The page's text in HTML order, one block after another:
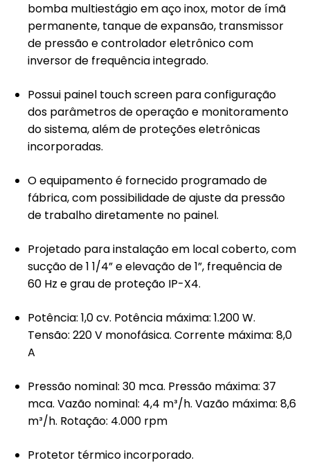
bomba multiestágio em aço inox, motor de ímã
permanente, tanque de expansão, transmissor
de pressão e controlador eletrônico com
inversor de frequência integrado.
Possui painel touch screen para configuração
dos parâmetros de operação e monitoramento
do sistema, além de proteções eletrônicas
incorporadas.
O equipamento é fornecido programado de
fábrica, com possibilidade de ajuste da pressão
de trabalho diretamente no painel.
Projetado para instalação em local coberto, com
sucção de 1 1/4” e elevação de 1”, frequência de
60 Hz e grau de proteção IP-X4.
Potência: 1,0 cv. Potência máxima: 1.200 W.
Tensão: 220 V monofásica. Corrente máxima: 8,0
A
Pressão nominal: 30 mca. Pressão máxima: 37
mca. Vazão nominal: 4,4 m³/h. Vazão máxima: 8,6
m³/h. Rotação: 4.000 rpm
Protetor térmico incorporado.